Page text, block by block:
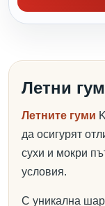
Летни
Летните гуми
да осигурят
сухи и мокри
условия.
С уникална